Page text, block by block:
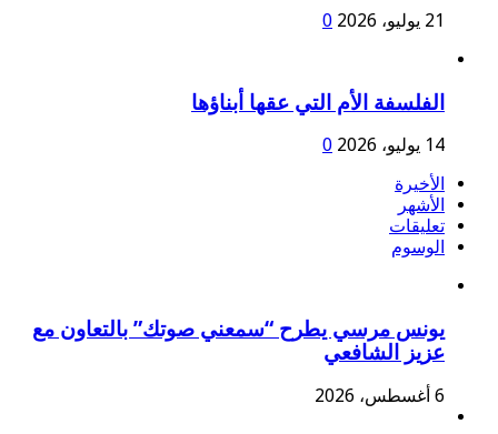
21 يوليو، 2026 0
الفلسفة الأم التي عقها أبناؤها
14 يوليو، 2026
0
الأخيرة
الأشهر
تعليقات
الوسوم
يونس مرسي يطرح “سمعني صوتك” بالتعاون مع
عزيز الشافعي
6 أغسطس، 2026